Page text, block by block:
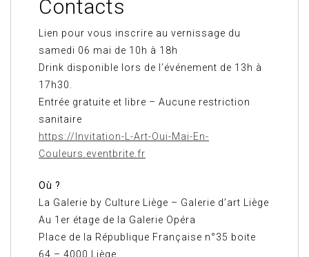
Contacts
Lien pour vous inscrire au vernissage du
samedi 06 mai de 10h à 18h
Drink disponible lors de l’événement de 13h à
17h30.
Entrée gratuite et libre – Aucune restriction
sanitaire
https://Invitation-L-Art-Oui-Mai-En-
Couleurs.eventbrite.fr
Où ?
La Galerie by Culture Liège – Galerie d’art Liège
Au 1er étage de la Galerie Opéra
Place de la République Française n°35 boite
64 – 4000 Liège